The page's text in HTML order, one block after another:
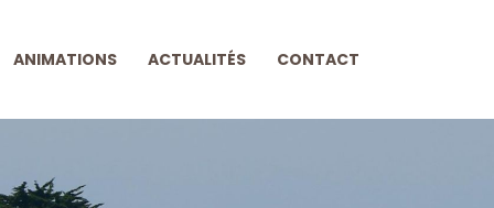
ANIMATIONS ACTUALITÉS CONTACT